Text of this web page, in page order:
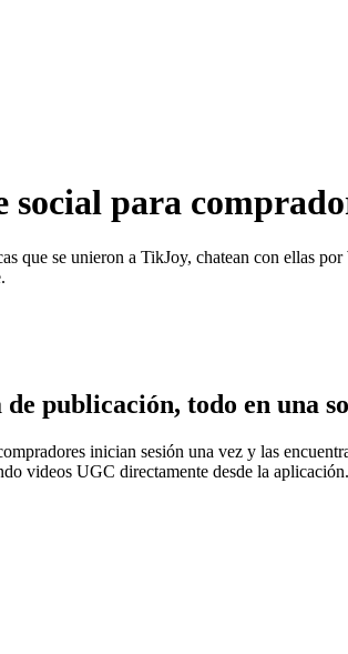
social para
que se unieron a TikJoy, chatean con ellas
publicación, todo en una
inician sesión una vez y las
videos UGC directamente desde la aplicación.